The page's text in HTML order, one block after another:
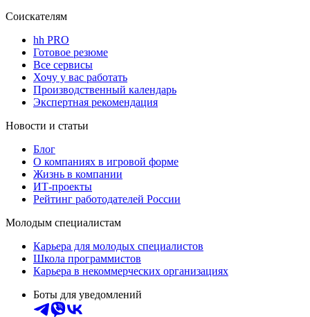
Соискателям
hh PRO
Готовое резюме
Все сервисы
Хочу у вас работать
Производственный календарь
Экспертная рекомендация
Новости и статьи
Блог
О компаниях в игровой форме
Жизнь в компании
ИТ-проекты
Рейтинг работодателей России
Молодым специалистам
Карьера для молодых специалистов
Школа программистов
Карьера в некоммерческих организациях
Боты для уведомлений